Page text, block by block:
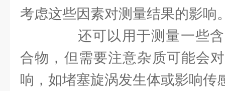
考虑这些因素对测量结果的影响
还可以用于测量一些含
合物，但需要注意杂质可能会
响，如堵塞旋涡发生体或影响传